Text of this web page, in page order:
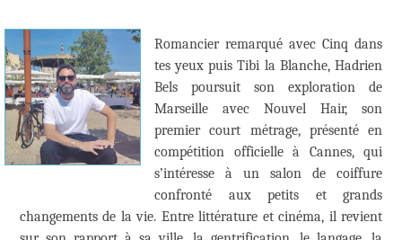
Romancier remarqué avec Cinq dans
tes yeux puis Tibi la Blanche, Hadrien
Bels poursuit son exploration de
Marseille avec Nouvel Hair, son
premier court métrage, présenté en
compétition officielle à Cannes, qui
s’intéresse à un salon de coiffure
confronté aux petits et grands
changements de la vie. Entre littérature et cinéma, il revient